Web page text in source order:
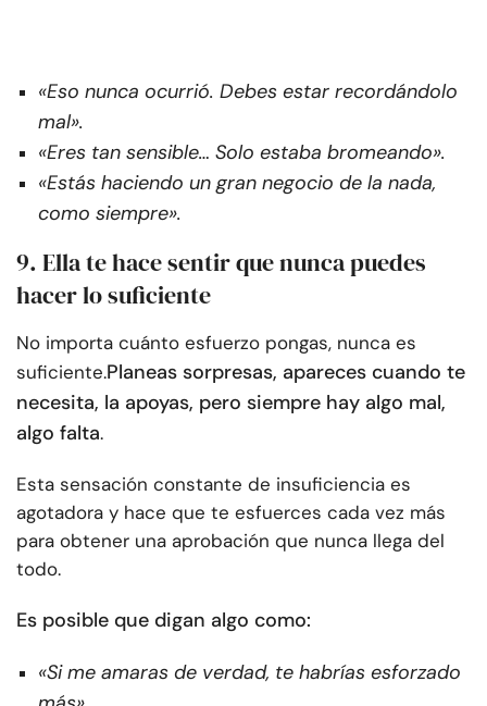
«Eso nunca ocurrió. Debes estar recordándolo
mal».
«Eres tan sensible… Solo estaba bromeando».
«Estás haciendo un gran negocio de la nada,
como siempre».
9. Ella te hace sentir que nunca puedes
hacer lo suficiente
No importa cuánto esfuerzo pongas, nunca es
suficiente.Planeas sorpresas, apareces cuando te
necesita, la apoyas, pero siempre hay algo mal,
algo falta.
Esta sensación constante de insuficiencia es
agotadora y hace que te esfuerces cada vez más
para obtener una aprobación que nunca llega del
todo.
Es posible que digan algo como:
«Si me amaras de verdad, te habrías esforzado